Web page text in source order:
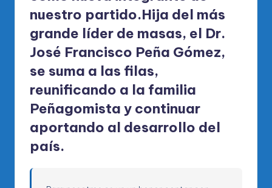
nuestro partido.Hija del más
grande líder de masas, el Dr.
José Francisco Peña Gómez,
se suma a las filas,
reunificando a la familia
Peñagomista y continuar
aportando al desarrollo del
país.